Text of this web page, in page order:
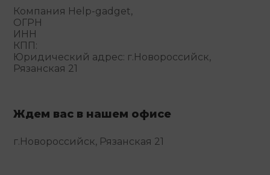
Компания Help-gadget,
ОГРН
ИНН
КПП:
Юридический адрес: г.Новороссийск,
Рязанская 21
Ждем вас в нашем офисе
г.Новороссийск, Рязанская 21